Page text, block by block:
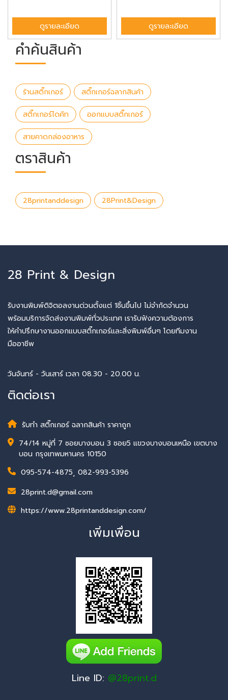
ดูรายละเอียด ดูรายละเอียด
คำค้นสินค้า
ร้านสติ๊กเกอร์ สติ๊กเกอร์ฉลากสินค้า
สติ๊กเกอร์ไดคัท ออกแบบสติ๊กเกอร์
สายคาดกล่องอาหาร
ตราสินค้า
28printanddesign 28Print&Design
28 Print & Design
รับงานพิมพ์ดิจิตอลงานด่วนตั้งแต่ 1ชิ้นขึ้นไป ไม่จำกัดจำนวน
พร้อมบริการจัดส่งงานพิมพ์ทั่วประเทศ เรารับฟังความต้องการ
ให้คำปรึกษางานออกแบบสติ๊กเกอร์และสิ่งพิมพ์อื่นๆ โดยทีมงาน
มืออาชีพ
วันจันทร์ - วันเสาร์ เวลา 08.30 - 20.00 น.
ติดต่อเรา
รับทำ สติ๊กเกอร์ ฉลากสินค้า ราคาถูก
74/14 หมู่ที่ 7 ซอยบางบอน 3 ซอย5 แขวงบางบอนเหนือ เขตบาง
บอน กรุงเทพมหานคร 10150
095-574-4875, 082-993-5396
28print.d@gmail.com
https://www.28printanddesign.com/
เพิ่มเพื่อน
Line ID: @28print.d